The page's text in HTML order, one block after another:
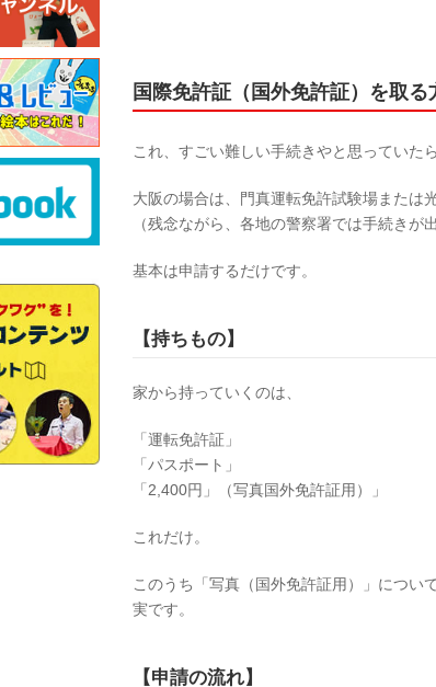
国際免許証（国外免許証）を取る
これ、すごい難しい手続きやと思っていた
大阪の場合は、門真運転免許試験場または
（残念ながら、各地の警察署では手続きが
基本は申請するだけです。
【持ちもの】
家から持っていくのは、
「運転免許証」
「パスポート」
「2,400円」（写真国外免許証用）」
これだけ。
このうち「写真（国外免許証用）」につい
実です。
【申請の流れ】